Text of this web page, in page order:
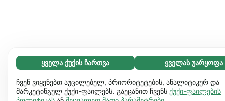
აუცილებელი (65)
აუცილებელი ქუქიები ვებგვერდს გამოყენებადს ხდის და
საბაზო ფუნქციებს ააქტიურებს, მაგ. გვერდის ნავიგაციას.
გაიგეთ მეტი
ყველა ქუქის ჩართვა ყველას უარყოფა
ჩვენ ვიყენებთ აუცილებელ, პრიორიტეტების, ანალიტიკურ და
მარკეტინგულ ქუქი-ფაილებს. გაეცანით ჩვენს ქუქი-ფაილების